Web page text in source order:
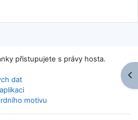
přistupujete s právy hosta.
dat
motivu